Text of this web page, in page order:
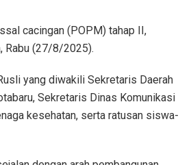
cacingan (POPM) tahap II,
Rabu (27/8/2025).
yang diwakili Sekretaris Daerah
Sekretaris Dinas Komunikasi
kesehatan, serta ratusan siswa-